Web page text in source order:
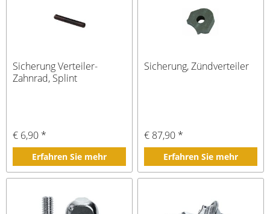
Sicherung Verteiler-
Zahnrad, Splint
€ 6,90 *
Erfahren Sie mehr
Sicherung, Zündverteiler
€ 87,90 *
Erfahren Sie mehr